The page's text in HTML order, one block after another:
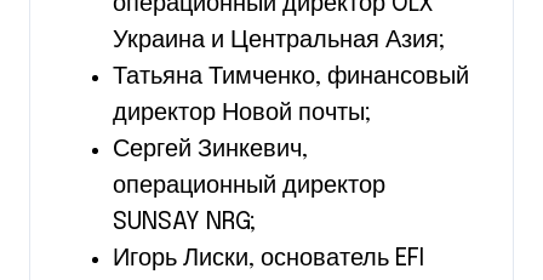
Украина и Центральная Азия;
Татьяна Тимченко, финансовый
директор Новой почты;
Сергей Зинкевич,
операционный директор
SUNSAY NRG;
Игорь Лиски, основатель EFI